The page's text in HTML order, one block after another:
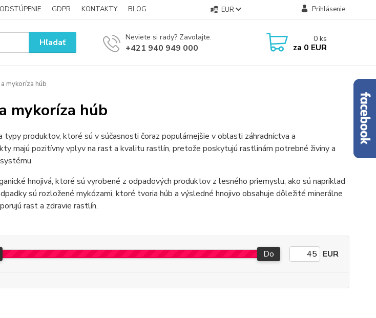
GDPR KONTAKTY BLOG EUR Prihlásenie
Hľadať Neviete si rady? Zavolajte.
+421 940 949 000
0 ks
za 0 EUR
mykoríza húb
mykoríza húb
typy produktov, ktoré sú v súčasnosti čoraz populárnejšie v oblasti záhradníctva a
majú pozitívny vplyv na rast a kvalitu rastlín, pretože poskytujú rastlinám potrebné živiny a
hnojivá, ktoré sú vyrobené z odpadových produktov z lesného priemyslu, ako sú napríklad
sú rozložené mykózami, ktoré tvoria húb a výsledné hnojivo obsahuje dôležité minerálne
rast a zdravie rastlín.
Do EUR